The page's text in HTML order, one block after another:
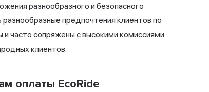
разнообразного и безопасного
предпочтения клиентов по
часто сопряжены с высокими комиссиями
клиентов.
оплаты EcoRide